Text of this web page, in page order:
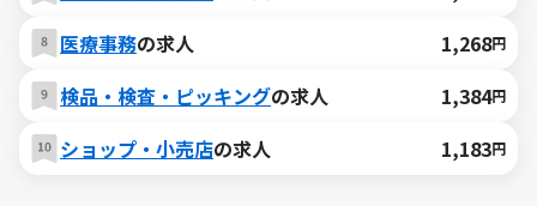
医療事務の求人 1,268円
検品・検査・ピッキングの求人 1,384円
ショップ・小売店の求人 1,183円